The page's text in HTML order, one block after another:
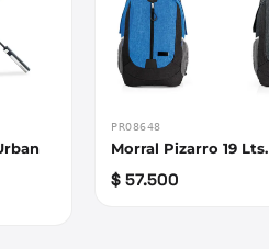
PRO8648
Morral Pizarro 19 Lts.
$ 57.500